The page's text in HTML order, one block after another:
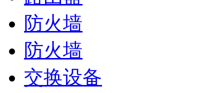
防火墙
防火墙
交换设备